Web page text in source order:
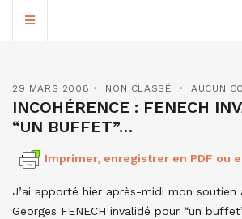
29 MARS 2008 NON CLASSÉ AUCUN
INCOHÉRENCE : FENECH
“UN BUFFET”…
Imprimer, enregistrer en PDF ou
J’ai apporté hier après-midi mon soutien
Georges FENECH invalidé pour “un